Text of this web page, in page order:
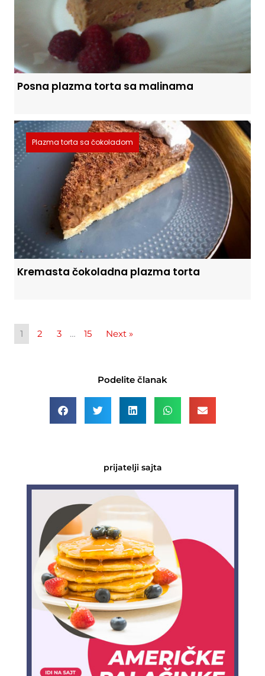
Posna plazma torta sa malinama
Plazma torta sa čokoladom
Kremasta čokoladna plazma torta
1 2 3 … 15 Next »
Podelite članak
prijatelji sajta